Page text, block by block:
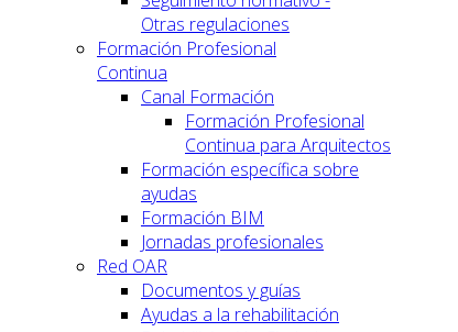
Otras regulaciones
Formación Profesional
Continua
Canal Formación
Formación Profesional
Continua para Arquitectos
Formación específica sobre
ayudas
Formación BIM
Jornadas profesionales
Red OAR
Documentos y guías
Ayudas a la rehabilitación